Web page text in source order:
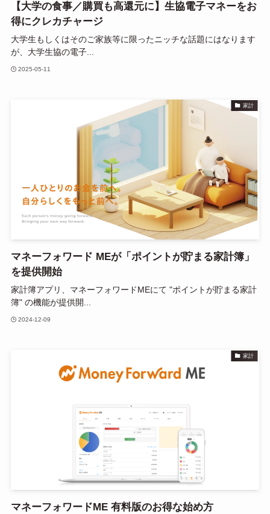
【大学の食事／購買も高還元に】生協電子マネーをお
得にクレカチャージ
大学生もしくはそのご家族等に限ったニッチな話題にはなります
が、大学生協の電子...
2025-05-11
家計
マネーフォワード MEが「ポイントが貯まる家計簿」
を提供開始
家計簿アプリ、マネーフォワードMEにて "ポイントが貯まる家計
簿" の機能が提供開...
2024-12-09
家計
マネーフォワードME 有料版のお得な始め方